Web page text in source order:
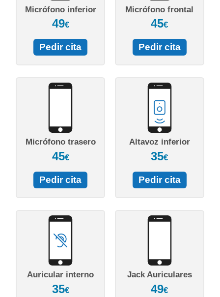
Micrófono inferior
49€
Pedir cita
Micrófono frontal
45€
Pedir cita
Micrófono trasero
45€
Pedir cita
Altavoz inferior
35€
Pedir cita
Auricular interno
35€
Jack Auriculares
49€